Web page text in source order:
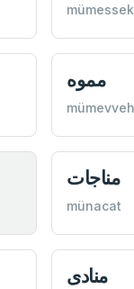
mümessek
مموه
mümevveh
مناجات
münacat
منادی